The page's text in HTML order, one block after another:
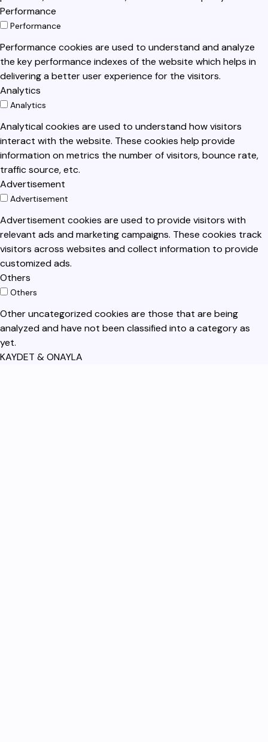
Performance
Performance
Performance cookies are used to understand and analyze
the key performance indexes of the website which helps in
delivering a better user experience for the visitors.
Analytics
Analytics
Analytical cookies are used to understand how visitors
interact with the website. These cookies help provide
information on metrics the number of visitors, bounce rate,
traffic source, etc.
Advertisement
Advertisement
Advertisement cookies are used to provide visitors with
relevant ads and marketing campaigns. These cookies track
visitors across websites and collect information to provide
customized ads.
Others
Others
Other uncategorized cookies are those that are being
analyzed and have not been classified into a category as
yet.
KAYDET & ONAYLA